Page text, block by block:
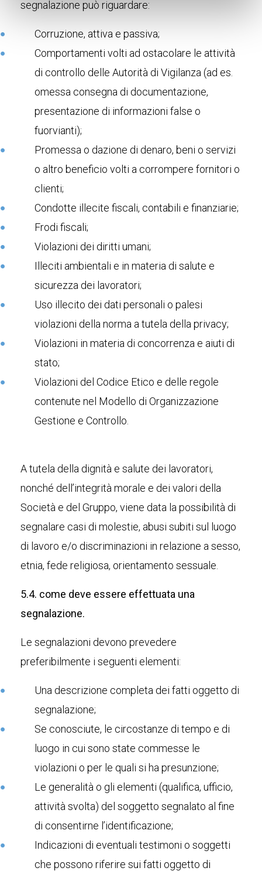
segnalazione può riguardare:
Corruzione, attiva e passiva;
Comportamenti volti ad ostacolare le attività
di controllo delle Autorità di Vigilanza (ad es.
omessa consegna di documentazione,
presentazione di informazioni false o
fuorvianti);
Promessa o dazione di denaro, beni o servizi
o altro beneficio volti a corrompere fornitori o
clienti;
Condotte illecite fiscali, contabili e finanziarie;
Frodi fiscali;
Violazioni dei diritti umani;
Illeciti ambientali e in materia di salute e
sicurezza dei lavoratori;
Uso illecito dei dati personali o palesi
violazioni della norma a tutela della privacy;
Violazioni in materia di concorrenza e aiuti di
stato;
Violazioni del Codice Etico e delle regole
contenute nel Modello di Organizzazione
Gestione e Controllo.
A tutela della dignità e salute dei lavoratori,
nonché dell’integrità morale e dei valori della
Società e del Gruppo, viene data la possibilità di
segnalare casi di molestie, abusi subiti sul luogo
di lavoro e/o discriminazioni in relazione a sesso,
etnia, fede religiosa, orientamento sessuale.
5.4. come deve essere effettuata una
segnalazione.
Le segnalazioni devono prevedere
preferibilmente i seguenti elementi:
Una descrizione completa dei fatti oggetto di
segnalazione;
Se conosciute, le circostanze di tempo e di
luogo in cui sono state commesse le
violazioni o per le quali si ha presunzione;
Le generalità o gli elementi (qualifica, ufficio,
attività svolta) del soggetto segnalato al fine
di consentirne l’identificazione;
Indicazioni di eventuali testimoni o soggetti
che possono riferire sui fatti oggetto di